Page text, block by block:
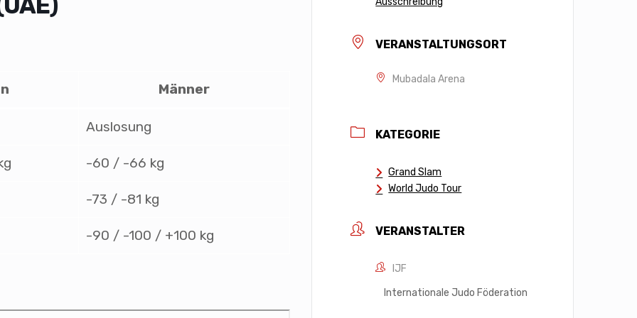
Männer
Auslosung
-60 / -66 kg
-73 / -81 kg
-90 / -100 / +100 kg
VERANSTALTUNGSORT
Mubadala Arena
KATEGORIE
Grand Slam
World Judo Tour
VERANSTALTER
IJF
Internationale Judo Föderation